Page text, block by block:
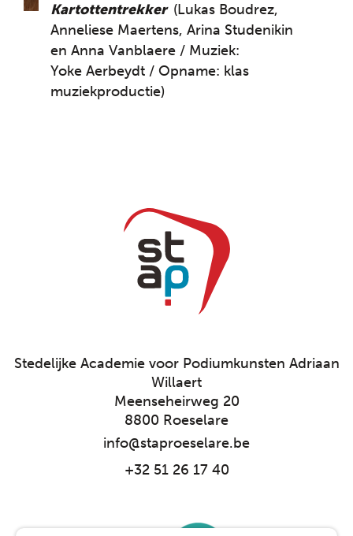
Kartottentrekker (Lukas Boudrez,
Anneliese Maertens, Arina Studenikin
en Anna Vanblaere / Muziek:
Yoke Aerbeydt / Opname: klas
muziekproductie)
Stedelijke Academie voor Podiumkunsten Adriaan
Willaert
Meenseheirweg 20
8800 Roeselare
info@staproeselare.be
+32 51 26 17 40